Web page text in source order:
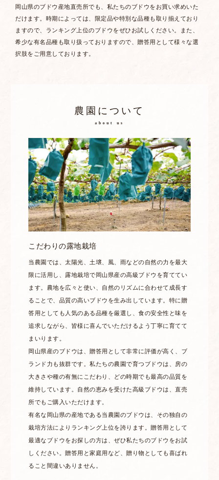
岡山県のブドウ産地直売所でも、私たちのブドウをお買い求めいた
だけます。時期によっては、限定品や特別な品種も取り揃えており
ますので、ランキング上位のブドウをぜひお試しください。また、
希少な有名品種も取り扱っておりますので、贈答用として様々な選
択肢をご用意しております。
農園について
about us
こだわりの露地栽培
当農園では、太陽光、土壌、風、雨などの自然の力を最大
限に活用し、露地栽培で岡山県産の高級ブドウを育ててい
ます。農地を広々と使い、自然のリズムに合わせて成長す
ることで、品質の高いブドウを生み出しています。特に贈
答用としても人気のある品種を厳選し、食の安全性と味を
追求しながら、皆様に喜んでいただけるよう丁寧に育てて
まいります。
岡山県産のブドウは、贈答用として非常に評価が高く、ブ
ランド力も抜群です。私たちの農園で育つブドウは、房の
大きさや種の有無にこだわり、どの時期でも最高の品質を
維持しています。自然の恵みを受けた高級ブドウは、直売
所でもご購入いただけます。
有名な岡山県の産地である当農園のブドウは、その独自の
栽培方法によりランキング上位を誇ります。贈答用として
最適なブドウをお探しの方は、ぜひ私たちのブドウをお試
しください。贈答用と家庭用など、贈り物としても喜ばれ
ること間違いありません。